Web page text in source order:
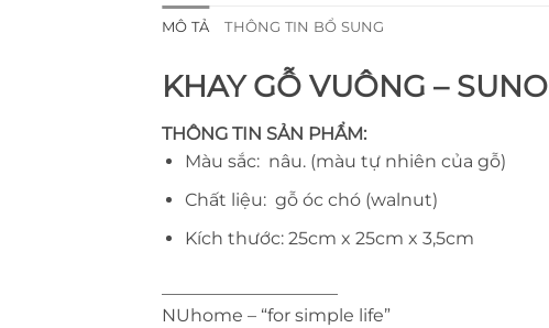
MÔ TẢ THÔNG TIN BỔ SUNG
KHAY GỖ VUÔNG – SUNO
THÔNG TIN SẢN PHẨM:
Màu sắc: nâu. (màu tự nhiên của gỗ)
Chất liệu: gỗ óc chó (walnut)
Kích thước: 25cm x 25cm x 3,5cm
NUhome – “for simple life”